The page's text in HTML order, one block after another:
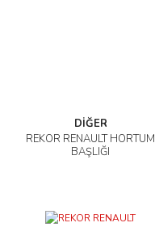
DİĞER
REKOR RENAULT HORTUM
BAŞLIĞI